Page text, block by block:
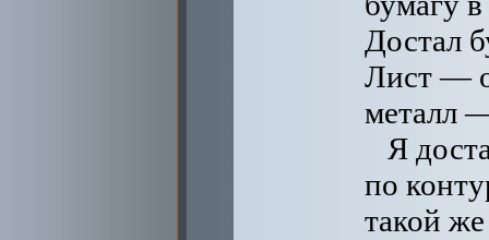
Достал
Лист —
металл
Я
по
такой